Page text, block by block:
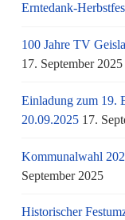
Erntedank-
100 Jahre TV
17. September 2025
Einladung zum 19.
20.09.2025 17.
Kommunalwahl
September 2025
Historischer